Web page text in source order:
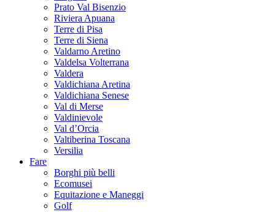
Prato Val Bisenzio
Riviera Apuana
Terre di Pisa
Terre di Siena
Valdarno Aretino
Valdelsa Volterrana
Valdera
Valdichiana Aretina
Valdichiana Senese
Val di Merse
Valdinievole
Val d’Orcia
Valtiberina Toscana
Versilia
Fare
Borghi più belli
Ecomusei
Equitazione e Maneggi
Golf